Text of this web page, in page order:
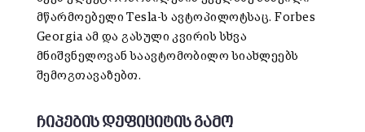
მწარმოებელი Tesla-ს ავტოპილოტსაც. Forbes
Georgia ამ და გასული კვირის სხვა
მნიშვნელოვან საავტომობილო სიახლეებს
შემოგთავაზებთ.
ჩიპების დეფიციტის გამო